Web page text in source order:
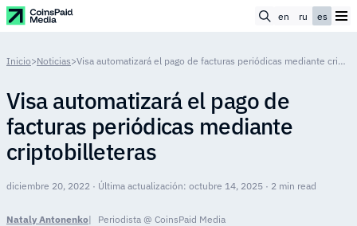
en ru es
Inicio>Noticias> Visa automatizará el pago de facturas periódicas mediante criptobilleteras
Visa automatizará el pago de
facturas periódicas mediante
criptobilleteras
diciembre 20, 2022 · Última actualización: octubre 14, 2025 · 2 min read
Nataly Antonenko Periodista @ CoinsPaid Media